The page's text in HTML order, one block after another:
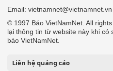
Email: vietnamnet@vietnamnet.vn
© 1997 Báo VietNamNet. All
lại thông tin từ website này khi có
báo VietNamNet.
Liên hệ quảng cáo